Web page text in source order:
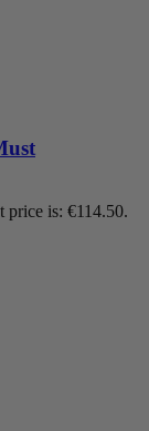
price is: €114.50.